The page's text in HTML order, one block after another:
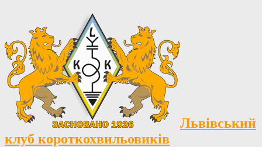
Львівський
клуб короткохвильовиків